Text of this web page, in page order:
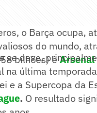
o Barça ocupa,
do mundo,
bilhões) eArsenal
se deve,
última
e a Supercopa da
. O resultado